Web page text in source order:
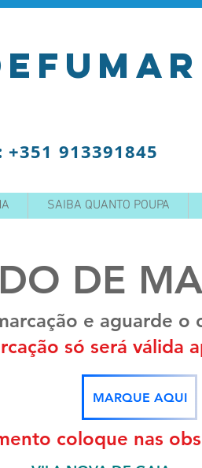
+351 913391845
SAIBA QUANTO POUPA
DE
e aguarde
só será válida
MARQUE AQUI
coloque nas